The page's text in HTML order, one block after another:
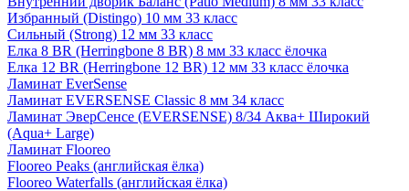
Избранный (Distingo) 10 мм 33 класс
Сильный (Strong) 12 мм 33 класс
Елка 8 BR (Herringbone 8 BR) 8 мм 33 класс ёлочка
Елка 12 BR (Herringbone 12 BR) 12 мм 33 класс ёлочка
Ламинат EverSense
Ламинат EVERSENSE Classic 8 мм 34 класс
Ламинат ЭверСенсе (EVERSENSE) 8/34 Аква+ Широкий
(Aqua+ Large)
Ламинат Flooreo
Flooreo Peaks (английская ёлка)
Flooreo Waterfalls (английская ёлка)